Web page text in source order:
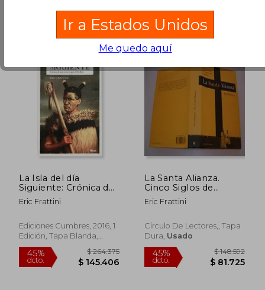
$ 128.967
$ 70.932
45%
dcto.
La Isla del día
Siguiente: Crónica de
una Travesía por el
Pacífico
Eric Frattini
Ediciones Cumbres, 2016, 1
Edición, Tapa Blanda,
Nuevo
La Santa Alianza.
Cinco Siglos de
Espionaje Vaticano
Eric Frattini
Círculo De Lectores,, Tapa
Dura, Usado
Ir a Estados Unidos
Me quedo aquí